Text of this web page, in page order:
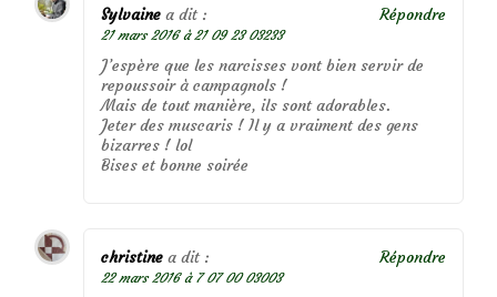
Sylvaine a dit :
21 mars 2016 à 21 09 23 03233
J’espère que les narcisses vont bien servir de
repoussoir à campagnols !
Mais de tout manière, ils sont adorables.
Jeter des muscaris ! Il y a vraiment des gens
bizarres ! lol
Bises et bonne soirée
Répondre
christine a dit :
22 mars 2016 à 7 07 00 03003
Répondre